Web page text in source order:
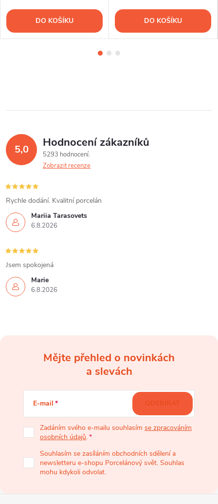
DO KOŠÍKU DO KOŠÍKU
5,0 Hodnocení zákazníků
5293 hodnocení
Zobrazit recenze
Mariia Tarasovets
6.8.2026
Rychle dodání. Kvalitní porcelán
Marie
6.8.2026
Jsem spokojená
í
Mějte přehled o novinkách
a slevách
E-mail
Zadáním svého e-mailu souhlasím se zpracováním
osobních údajů.
Souhlasím se zasíláním obchodních sdělení a
newsletteru e-shopu Porcelánový svět. Souhlas
mohu kdykoli odvolat.
ODEBÍRAT